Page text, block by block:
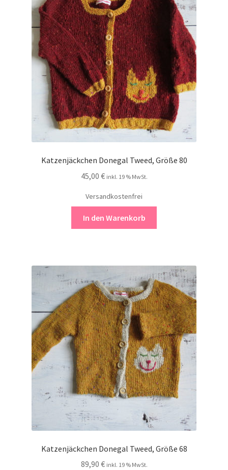
Katzenjäckchen Donegal Tweed, Größe 80
45,00 € inkl. 19 % MwSt.
Versandkostenfrei
In den Warenkorb
Katzenjäckchen Donegal Tweed, Größe 68
89,90 € inkl. 19 % MwSt.